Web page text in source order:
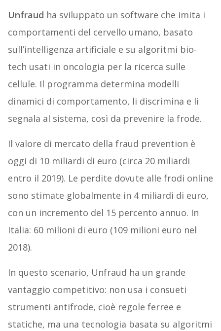
Unfraud ha sviluppato un software che imita i
comportamenti del cervello umano, basato
sull’intelligenza artificiale e su algoritmi bio-
tech usati in oncologia per la ricerca sulle
cellule. Il programma determina modelli
dinamici di comportamento, li discrimina e li
segnala al sistema, così da prevenire la frode.
Il valore di mercato della fraud prevention è
oggi di 10 miliardi di euro (circa 20 miliardi
entro il 2019). Le perdite dovute alle frodi online
sono stimate globalmente in 4 miliardi di euro,
con un incremento del 15 percento annuo. In
Italia: 60 milioni di euro (109 milioni euro nel
2018).
In questo scenario, Unfraud ha un grande
vantaggio competitivo: non usa i consueti
strumenti antifrode, cioè regole ferree e
statiche, ma una tecnologia basata su algoritmi